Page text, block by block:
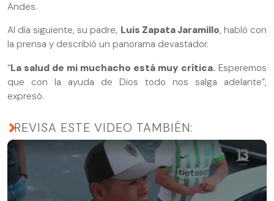
Andes.
Al día siguiente, su padre, Luis Zapata Jaramillo, habló con
la prensa y describió un panorama devastador.
“La salud de mi muchacho está muy crítica. Esperemos
que con la ayuda de Dios todo nos salga adelante”,
expresó.
REVISA ESTE VIDEO TAMBIÉN: